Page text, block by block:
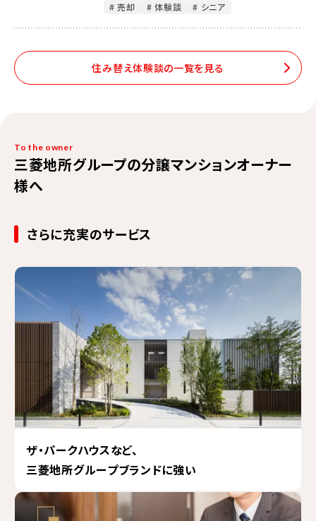
# 売却 # 体験談 # シニア
住み替え体験談の一覧を見る
To the owner
三菱地所グループの分譲マンションオーナー
様へ
さらに充実のサービス
ザ・パークハウスなど、
三菱地所グループブランドに強い